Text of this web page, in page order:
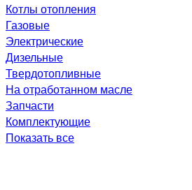
Котлы отопления
Газовые
Электрические
Дизельные
Твердотопливные
На отработанном масле
Запчасти
Комплектующие
Показать все